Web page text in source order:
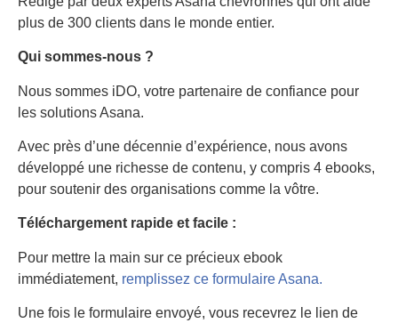
plus de 300 clients dans le monde entier.
Qui sommes-nous ?
Nous sommes iDO, votre partenaire de confiance pour
les solutions Asana.
Avec près d’une décennie d’expérience, nous avons
développé une richesse de contenu, y compris 4 ebooks,
pour soutenir des organisations comme la vôtre.
Téléchargement rapide et facile :
Pour mettre la main sur ce précieux ebook
immédiatement, remplissez ce formulaire Asana.
Une fois le formulaire envoyé, vous recevrez le lien de